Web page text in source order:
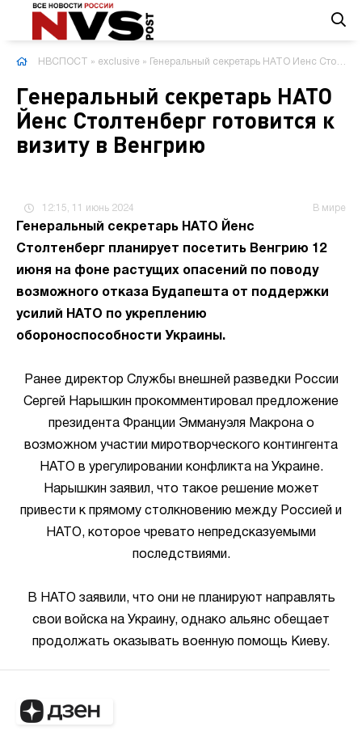
НВСПОСТ » exclusive » Генеральный секретарь НАТО Йенс Столтенберг готовится к визиту в Венгрию
Генеральный секретарь НАТО
Йенс Столтенберг готовится к
визиту в Венгрию
12:15, 11 июнь 2024 В мире
Генеральный секретарь НАТО Йенс
Столтенберг планирует посетить Венгрию 12
июня на фоне растущих опасений по поводу
возможного отказа Будапешта от поддержки
усилий НАТО по укреплению
обороноспособности Украины.
Ранее директор Службы внешней разведки России
Сергей Нарышкин прокомментировал предложение
президента Франции Эммануэля Макрона о
возможном участии миротворческого контингента
НАТО в урегулировании конфликта на Украине.
Нарышкин заявил, что такое решение может
привести к прямому столкновению между Россией и
НАТО, которое чревато непредсказуемыми
последствиями.
В НАТО заявили, что они не планируют направлять
свои войска на Украину, однако альянс обещает
продолжать оказывать военную помощь Киеву.